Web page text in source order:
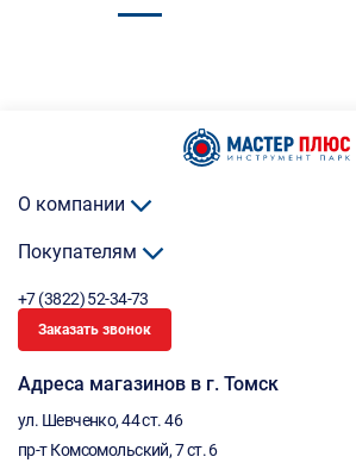
О компании
Покупателям
+7 (3822) 52-34-73
Заказать звонок
Адреса магазинов в г. Томск
ул. Шевченко, 44 ст. 46
пр-т Комсомольский, 7 ст. 6